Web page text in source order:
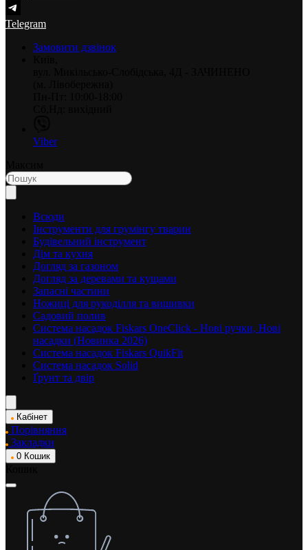
Telegram
Замовити дзвінок
Viber
Всюди
Інструменти для грумінгу тварин
Будівельний інструмент
Дім та кухня
Догляд за газоном
Догляд за деревами та кущами
Запасні частини
Ножиці для рукоділля та вишивки
Садовий полив
Система насадок Fiskars OneClick - Нові ручки, Нові
насадки (Новинка 2026)
Система насадок Fiskars QuikFit
Система насадок Solid
Ґрунт та двір
Кабінет
Порівняння
Закладки
0 Кошик